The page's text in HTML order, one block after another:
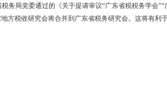
务局党委通过的《关于提请审议“广东省税税务学会
方税收研究会将合并到广东省税务研究会。这将有利